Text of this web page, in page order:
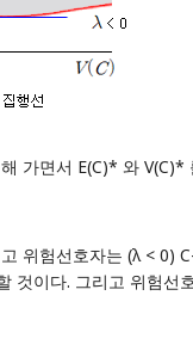
가면서 E(C)* 와 V(C)*
위험선호자는 (λ < 0)
것이다. 그리고 위험선